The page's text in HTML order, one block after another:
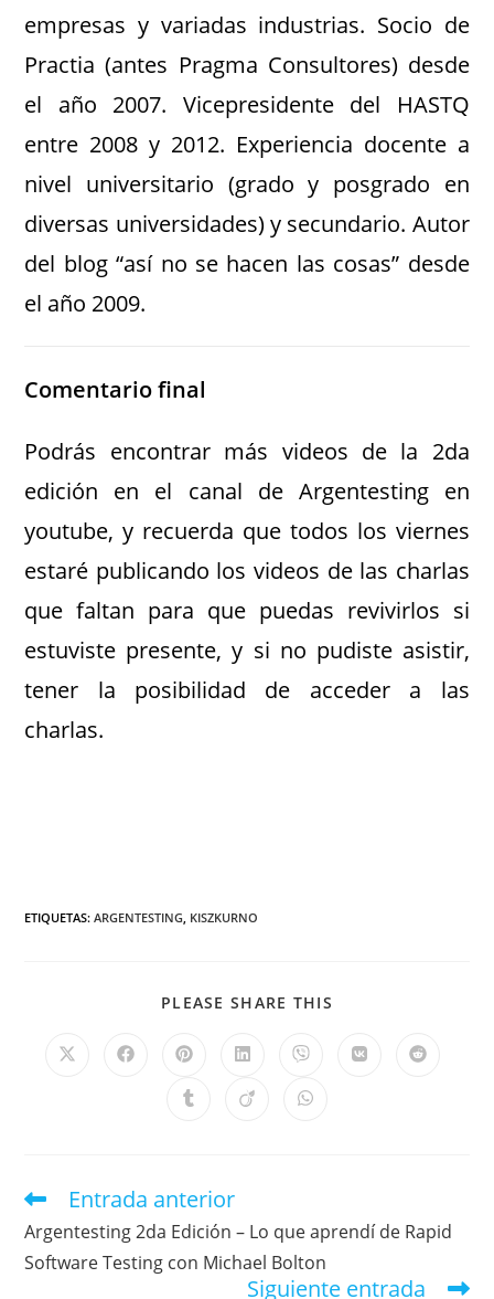
empresas y variadas industrias. Socio de
Practia (antes Pragma Consultores) desde
el año 2007. Vicepresidente del HASTQ
entre 2008 y 2012. Experiencia docente a
nivel universitario (grado y posgrado en
diversas universidades) y secundario. Autor
del blog “así no se hacen las cosas” desde
el año 2009.
Comentario final
Podrás encontrar más videos de la 2da
edición en el canal de Argentesting en
youtube, y recuerda que todos los viernes
estaré publicando los videos de las charlas
que faltan para que puedas revivirlos si
estuviste presente, y si no pudiste asistir,
tener la posibilidad de acceder a las
charlas.
ETIQUETAS:ARGENTESTING, KISZKURNO
PLEASE SHARE THIS
Entrada anterior
Argentesting 2da Edición – Lo que aprendí de Rapid
Software Testing con Michael Bolton
Siguiente entrada